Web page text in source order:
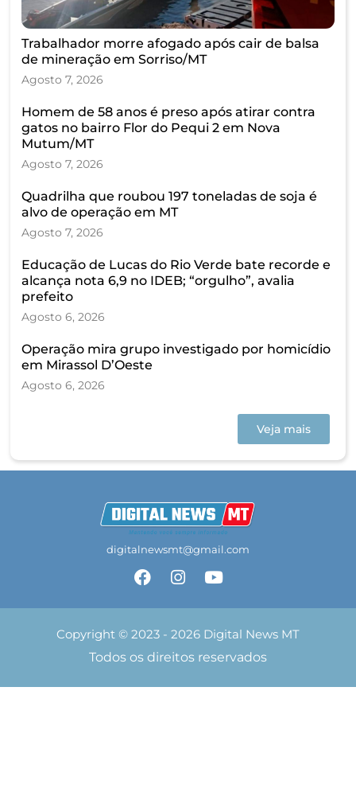
Trabalhador morre afogado após cair de balsa
de mineração em Sorriso/MT
Agosto 7, 2026
Homem de 58 anos é preso após atirar contra
gatos no bairro Flor do Pequi 2 em Nova
Mutum/MT
Agosto 7, 2026
Quadrilha que roubou 197 toneladas de soja é
alvo de operação em MT
Agosto 7, 2026
Educação de Lucas do Rio Verde bate recorde e
alcança nota 6,9 no IDEB; “orgulho”, avalia
prefeito
Agosto 6, 2026
Operação mira grupo investigado por homicídio
em Mirassol D’Oeste
Agosto 6, 2026
Veja mais
digitalnewsmt@gmail.com
Copyright © 2023 - 2026 Digital News MT
Todos os direitos reservados